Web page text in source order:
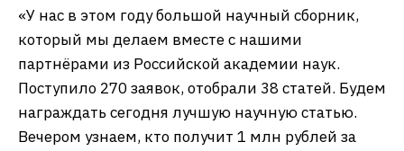
«У нас в этом году большой научный сборник,
который мы делаем вместе с нашими
партнёрами из Российской академии наук.
Поступило 270 заявок, отобрали 38 статей. Будем
награждать сегодня лучшую научную статью.
Вечером узнаем, кто получит 1 млн рублей за